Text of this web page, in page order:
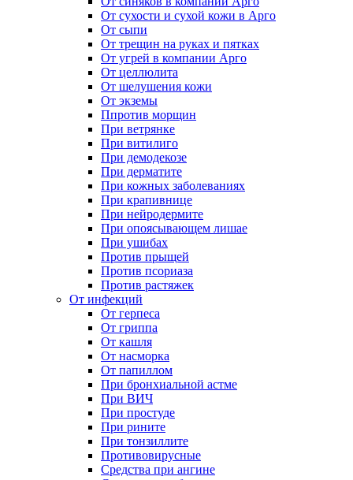
От сухости и сухой кожи в Арго
От сыпи
От трещин на руках и пятках
От угрей в компании Арго
От целлюлита
От шелушения кожи
От экземы
Ппротив морщин
При ветрянке
При витилиго
При демодекозе
При дерматите
При кожных заболеваниях
При крапивнице
При нейродермите
При опоясывающем лишае
При ушибах
Против прыщей
Против псориаза
Против растяжек
От инфекций
От герпеса
От гриппа
От кашля
От насморка
От папиллом
При бронхиальной астме
При ВИЧ
При простуде
При рините
При тонзиллите
Противовирусные
Средства при ангине